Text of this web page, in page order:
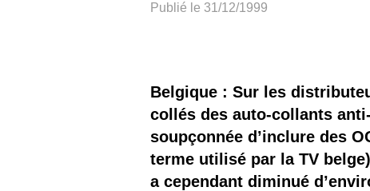
Il y
Publié le 31/12/1999
Belgique : Sur les
collés des auto-collants
soupçonnée d’inclure des
terme utilisé par la TV
a cependant diminué